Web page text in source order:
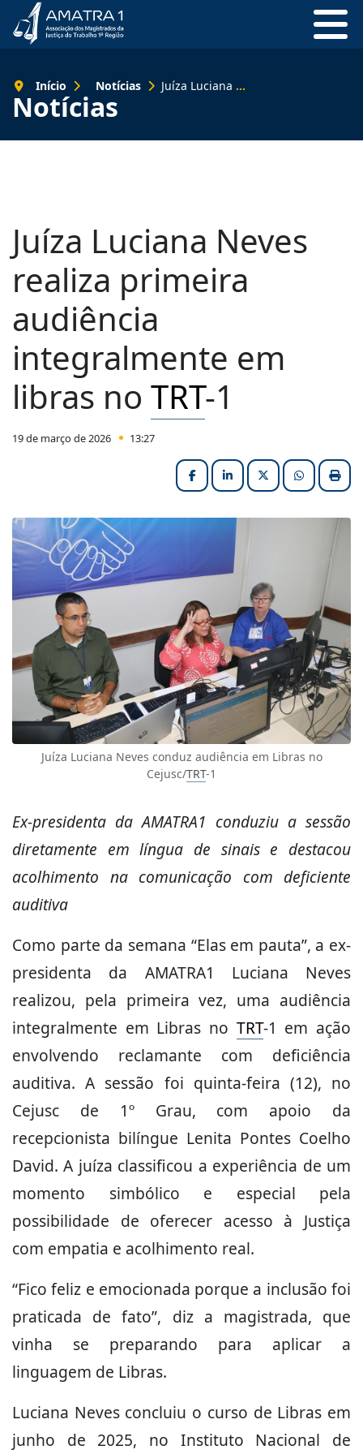
Notícias
Início Notícias Juíza Luciana Neves realiza primeira audiência integralmente em libras no TRT-1
Juíza Luciana Neves
realiza primeira
audiência
integralmente em
libras no TRT-1
19 de março de 2026 13:27
FacebookLinkedInX (formerly
Juíza Luciana Neves conduz audiência em Libras no
Cejusc/TRT-1
Ex-presidenta da AMATRA1 conduziu a sessão
diretamente em língua de sinais e destacou
acolhimento na comunicação com deficiente
auditiva
Como parte da semana “Elas em pauta”, a ex-
presidenta da AMATRA1 Luciana Neves
realizou, pela primeira vez, uma audiência
integralmente em Libras no TRT-1 em ação
envolvendo reclamante com deficiência
auditiva. A sessão foi quinta-feira (12), no
Cejusc de 1º Grau, com apoio da
recepcionista bilíngue Lenita Pontes Coelho
David. A juíza classificou a experiência de um
momento simbólico e especial pela
possibilidade de oferecer acesso à Justiça
com empatia e acolhimento real.
“Fico feliz e emocionada porque a inclusão foi
praticada de fato”, diz a magistrada, que
vinha se preparando para aplicar a
linguagem de Libras.
Luciana Neves concluiu o curso de Libras em
junho de 2025, no Instituto Nacional de